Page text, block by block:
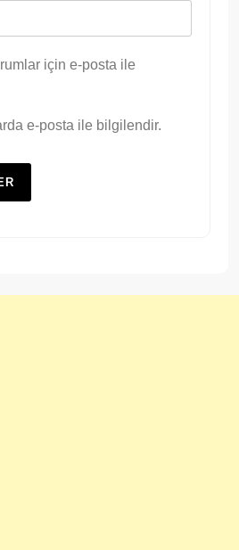
için e-posta ile
e-posta ile bilgilendir.